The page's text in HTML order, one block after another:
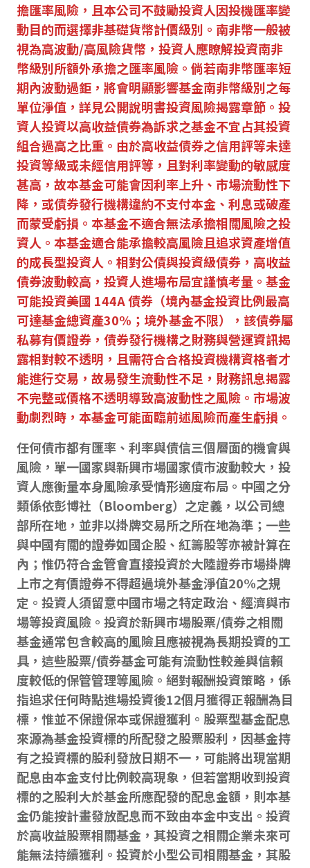
擔匯率風險，且本公司不鼓勵投資人因投機匯率變
動目的而選擇非基礎貨幣計價級別。南非幣一般被
視為高波動/高風險貨幣，投資人應瞭解投資南非
幣級別所額外承擔之匯率風險。倘若南非幣匯率短
期內波動過鉅，將會明顯影響基金南非幣級別之每
單位淨值，詳見公開說明書投資風險揭露章節。投
資人投資以高收益債券為訴求之基金不宜占其投資
組合過高之比重。由於高收益債券之信用評等未達
投資等級或未經信用評等，且對利率變動的敏感度
甚高，故本基金可能會因利率上升、市場流動性下
降，或債券發行機構違約不支付本金、利息或破產
而蒙受虧損。本基金不適合無法承擔相關風險之投
資人。本基金適合能承擔較高風險且追求資產增值
的成長型投資人。相對公債與投資級債券，高收益
債券波動較高，投資人進場布局宜謹慎考量。基金
可能投資美國 144A 債券（境內基金投資比例最高
可達基金總資產30%；境外基金不限），該債券屬
私募有價證券，債券發行機構之財務與營運資訊揭
露相對較不透明，且需符合合格投資機構資格者才
能進行交易，故易發生流動性不足，財務訊息揭露
不完整或價格不透明導致高波動性之風險。市場波
動劇烈時，本基金可能面臨前述風險而產生虧損。
任何債市都有匯率、利率與債信三個層面的機會與
風險，單一國家與新興市場國家債市波動較大，投
資人應衡量本身風險承受情形適度布局。中國之分
類係依彭博社（Bloomberg）之定義，以公司總
部所在地，並非以掛牌交易所之所在地為準；一些
與中國有關的證券如國企股、紅籌股等亦被計算在
內；惟仍符合金管會直接投資於大陸證券市場掛牌
上市之有價證券不得超過境外基金淨值20%之規
定。投資人須留意中國市場之特定政治、經濟與市
場等投資風險。投資於新興市場股票/債券之相關
基金通常包含較高的風險且應被視為長期投資的工
具，這些股票/債券基金可能有流動性較差與信賴
度較低的保管管理等風險。絕對報酬投資策略，係
指追求任何時點進場投資後12個月獲得正報酬為目
標，惟並不保證保本或保證獲利。股票型基金配息
來源為基金投資標的所配發之股票股利，因基金持
有之投資標的股利發放日期不一，可能將出現當期
配息由本金支付比例較高現象，但若當期收到投資
標的之股利大於基金所應配發的配息金額，則本基
金仍能按計畫發放配息而不致由本金中支出。投資
於高收益股票相關基金，其投資之相關企業未來可
能無法持續獲利。投資於小型公司相關基金，其股